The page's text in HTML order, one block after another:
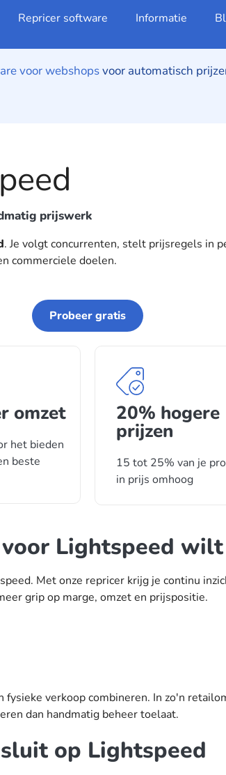
Repricer software Informatie
voor webshopsvoor automatisch
prijswerk
. Je volgt concurrenten, stelt prijsregels in
commerciele doelen.
Probeer gratis
omzet
het bieden
beste
20% hogere
prijzen
15 tot 25% van je
in prijs omhoog
Lightspeed
Met onze repricer krijg je continu
grip op marge, omzet en prijspositie.
verkoop combineren. In zo'n
dan handmatig beheer toelaat.
op Lightspeed